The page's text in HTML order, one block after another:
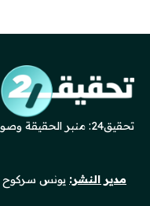
تحقيق24: منبر الحقيقة وصوت المصداقية.
مدير النشر: يونس سركوح